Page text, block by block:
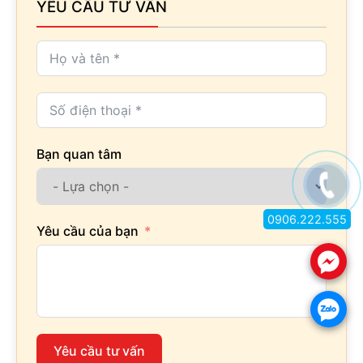
YÊU CẦU TƯ VẤN
Bạn quan tâm
Yêu cầu của bạn
Yêu cầu tư vấn
.
.
0906.222.555